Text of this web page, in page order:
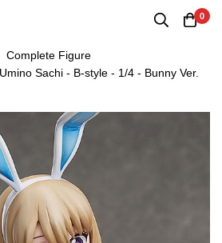
0
Complete Figure
Sachi - B-style - 1/4 - Bunny Ver.